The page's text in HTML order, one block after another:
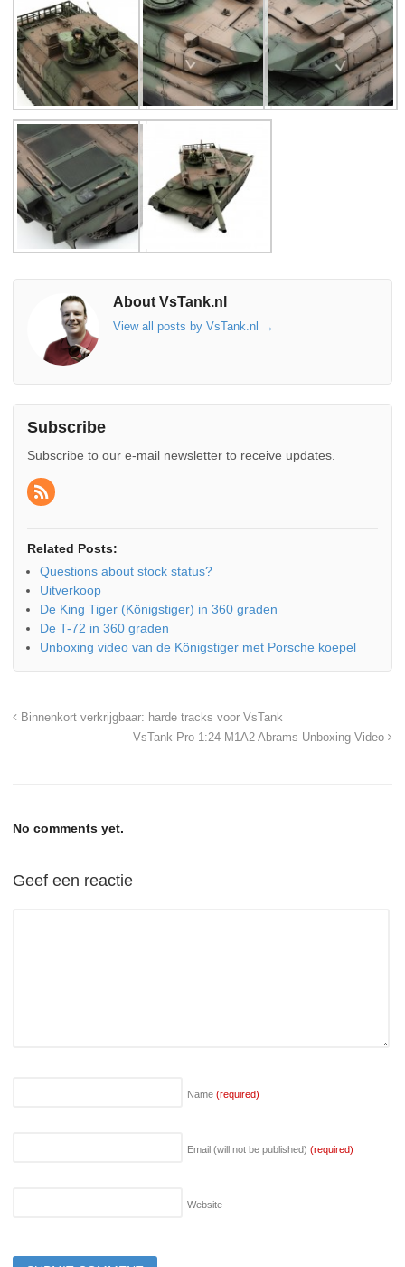
About VsTank.nl
View all posts by VsTank.nl →
Subscribe
Subscribe to our e-mail newsletter to receive updates.
Related Posts:
Questions about stock status?
Uitverkoop
De King Tiger (Königstiger) in 360 graden
De T-72 in 360 graden
Unboxing video van de Königstiger met Porsche koepel
Binnenkort verkrijgbaar: harde tracks voor VsTank
VsTank Pro 1:24 M1A2 Abrams Unboxing Video
No comments yet.
Geef een reactie
Name (required)
Email (will not be published) (required)
Website